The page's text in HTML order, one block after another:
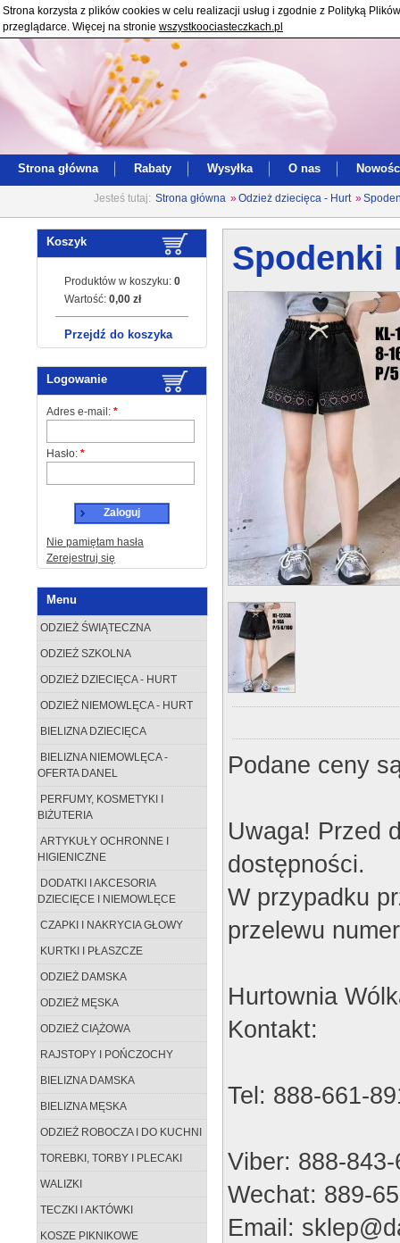
Strona korzysta z plików cookies w celu realizacji usług i zgodnie z Polityką
przeglądarce. Więcej na stronie wszystkoociasteczkach.pl
Strona główna Rabaty Wysyłka O nas
Jesteś tutaj: Strona główna »Odzież dziecięca - Hurt »
Koszyk
Produktów w koszyku: 0
Wartość: 0,00 zł
Przejdź do koszyka
Logowanie
Adres e-mail: *
Hasło: *
Zaloguj
Nie pamiętam hasła
Zerejestruj się
Menu
ODZIEŻ ŚWIĄTECZNA
ODZIEŻ SZKOLNA
ODZIEŻ DZIECIĘCA - HURT
ODZIEŻ NIEMOWLĘCA - HURT
BIELIZNA DZIECIĘCA
BIELIZNA NIEMOWLĘCA -
OFERTA DANEL
PERFUMY, KOSMETYKI I
BIŻUTERIA
ARTYKUŁY OCHRONNE I
HIGIENICZNE
DODATKI I AKCESORIA
DZIECIĘCE I NIEMOWLĘCE
CZAPKI I NAKRYCIA GŁOWY
KURTKI I PŁASZCZE
ODZIEŻ DAMSKA
ODZIEŻ MĘSKA
ODZIEŻ CIĄŻOWA
RAJSTOPY I POŃCZOCHY
BIELIZNA DAMSKA
BIELIZNA MĘSKA
ODZIEŻ ROBOCZA I DO KUCHNI
TOREBKI, TORBY I PLECAKI
WALIZKI
TECZKI I AKTÓWKI
KOSZE PIKNIKOWE
Spodenki
Podane ceny
Uwaga! Przed
dostępności.
W przypadku
przelewu
Hurtownia
Kontakt:
Tel: 888-661-
Viber: 888-
Wechat: 889-
Email: